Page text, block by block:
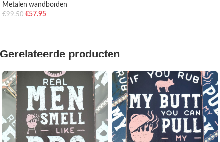
Metalen wandborden
€99.50 €57.95
Gerelateerde producten